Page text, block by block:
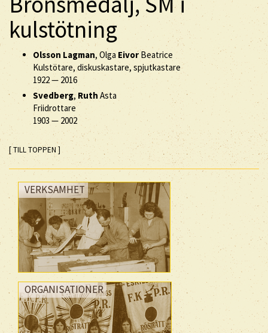
kulstötning
Olsson Lagman, OlgaEivor Beatrice
Kulstötare, diskuskastare, spjutkastare
1922— 2016
Svedberg, Ruth Asta
Friidrottare
1903 — 2002
[ TILL TOPPEN ]
VERKSAMHET
ORGANISATIONER